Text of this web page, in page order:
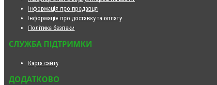
Інформація про продавця
Інформація про доставку та оплату
Політика безпеки
СЛУЖБА ПІДТРИМКИ
Карта сайту
ДОДАТКОВО